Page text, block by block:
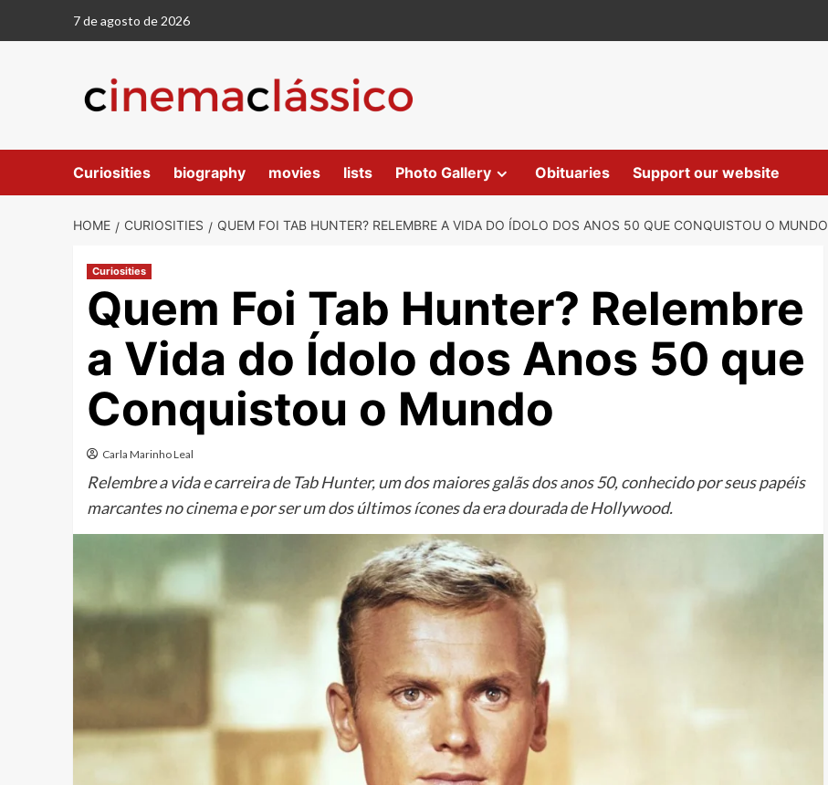
7 de agosto de 2026
Curiosities biography movies lists Photo Gallery Obituaries Support our website
HOME CURIOSITIES QUEM FOI TAB HUNTER? RELEMBRE A VIDA DO ÍDOLO DOS ANOS 50 QUE CONQUISTOU O MUNDO
Curiosities
Quem Foi Tab Hunter? Relembre
a Vida do Ídolo dos Anos 50 que
Conquistou o Mundo
Carla Marinho Leal
Relembre a vida e carreira de Tab Hunter, um dos maiores galãs dos anos 50, conhecido por seus papéis
marcantes no cinema e por ser um dos últimos ícones da era dourada de Hollywood.